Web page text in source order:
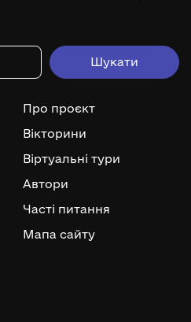
Про проєкт
Вікторини
Віртуальні тури
Автори
Часті питання
Мапа сайту